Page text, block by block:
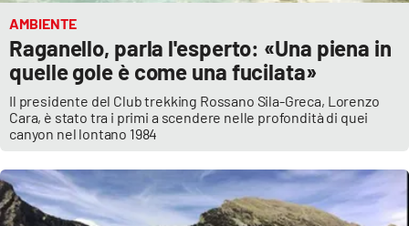
Eventi
Food
Storie
LAC
NETWORK
AMBIENTE
Raganello, parla l'esperto: «Una piena in
quelle gole è come una fucilata»
Il presidente del Club trekking Rossano Sila-Greca, Lorenzo
Cara, è stato tra i primi a scendere nelle profondità di quei
canyon nel lontano 1984